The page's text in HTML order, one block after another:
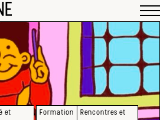
et
, Formation
Rencontres et